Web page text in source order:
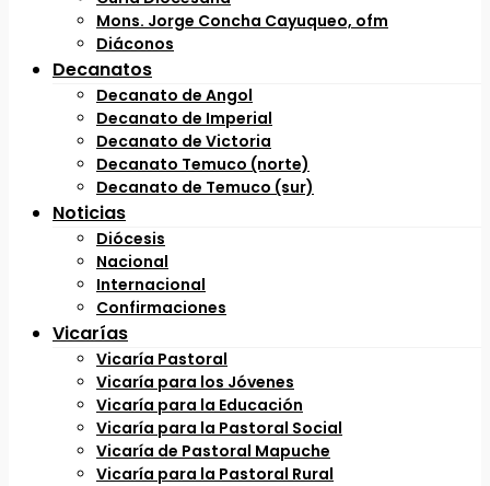
Mons. Jorge Concha Cayuqueo, ofm
Diáconos
Decanatos
Decanato de Angol
Decanato de Imperial
Decanato de Victoria
Decanato Temuco (norte)
Decanato de Temuco (sur)
Noticias
Diócesis
Nacional
Internacional
Confirmaciones
Vicarías
Vicaría Pastoral
Vicaría para los Jóvenes
Vicaría para la Educación
Vicaría para la Pastoral Social
Vicaría de Pastoral Mapuche
Vicaría para la Pastoral Rural